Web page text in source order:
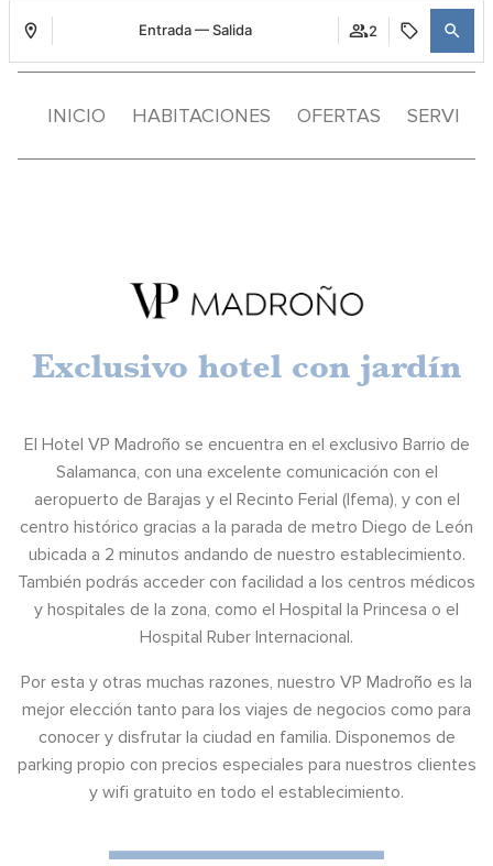
Entrada — Salida 2
INICIO HABITACIONES OFERTAS
Exclusivo hotel con jardín
El Hotel VP Madroño se encuentra en el exclusivo Barrio de
Salamanca, con una excelente comunicación con el
aeropuerto de Barajas y el Recinto Ferial (Ifema), y con el
centro histórico gracias a la parada de metro Diego de León
ubicada a 2 minutos andando de nuestro establecimiento.
También podrás acceder con facilidad a los centros médicos
y hospitales de la zona, como el Hospital la Princesa o el
Hospital Ruber Internacional.
Por esta y otras muchas razones, nuestro VP Madroño es la
mejor elección tanto para los viajes de negocios como para
conocer y disfrutar la ciudad en familia. Disponemos de
parking propio con precios especiales para nuestros clientes
y wifi gratuito en todo el establecimiento.